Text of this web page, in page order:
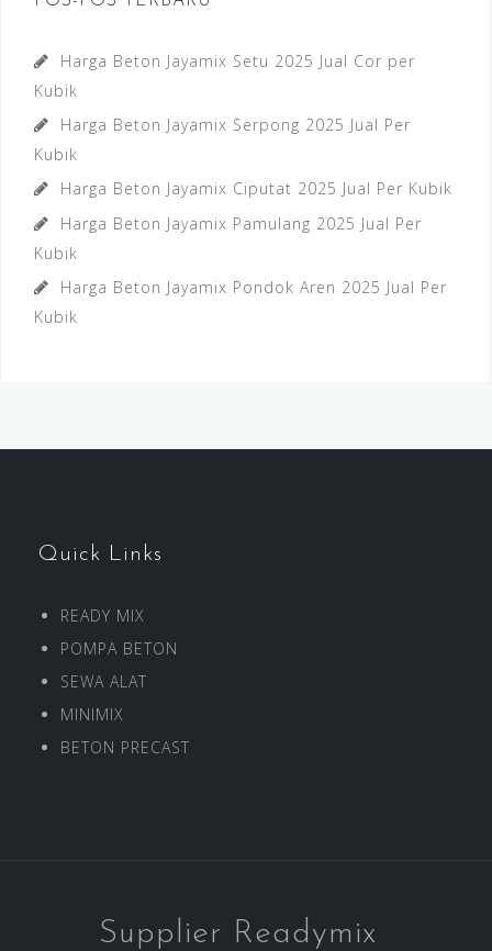
Harga Beton Jayamix Setu 2025 Jual Cor per
Kubik
Harga Beton Jayamix Serpong 2025 Jual Per
Kubik
Harga Beton Jayamix Ciputat 2025 Jual Per Kubik
Harga Beton Jayamix Pamulang 2025 Jual Per
Kubik
Harga Beton Jayamix Pondok Aren 2025 Jual Per
Kubik
Quick Links
READY MIX
POMPA BETON
SEWA ALAT
MINIMIX
BETON PRECAST
Supplier Readymix